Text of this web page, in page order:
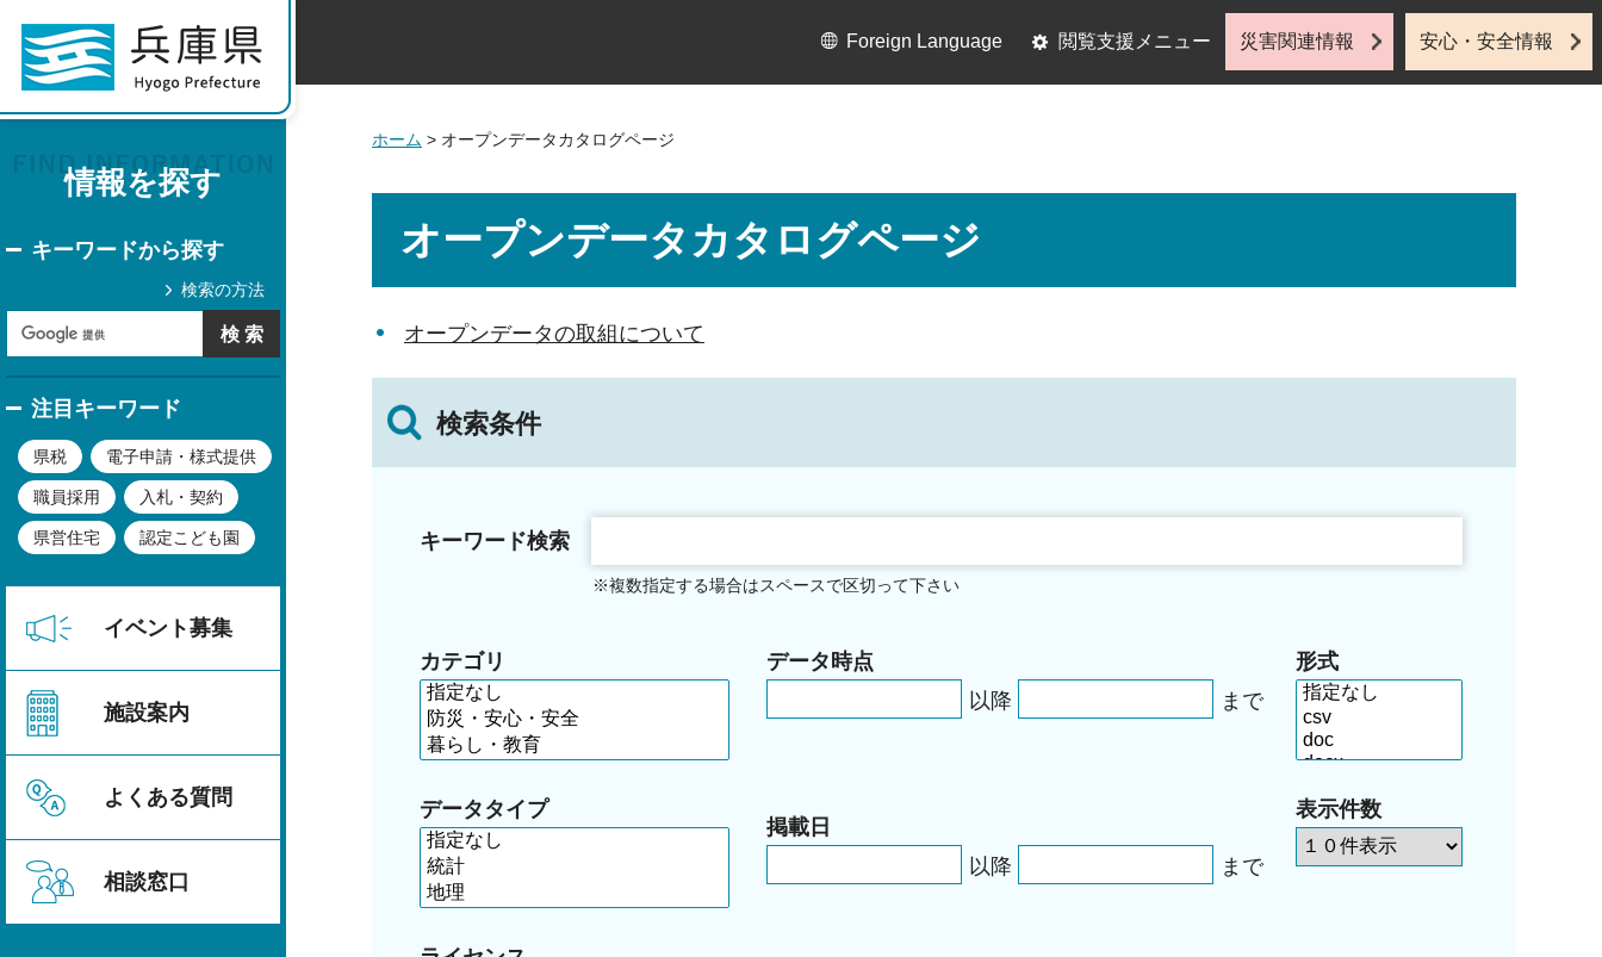
情報を探す
キーワードから探す
検索の方法
注目キーワード
県税 電子申請・様式提供
職員採用 入札・契約
県営住宅 認定こども園
イベント募集
施設案内
よくある質問
相談窓口
Foreign Language 閲覧支援メニュー 災害関連情報 安心・安全情報
ホーム > オープンデータカタログページ
オープンデータカタログページ
オープンデータの取組について
検索条件
キーワード検索
※複数指定する場合はスペースで区切って下さい
カテゴリ
データタイプ
データ時点
以降
まで
掲載日
以降
まで
形式
表示件数